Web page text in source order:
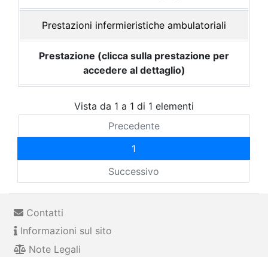
Prestazioni infermieristiche ambulatoriali
Prestazione (clicca sulla prestazione per
accedere al dettaglio)
Vista da 1 a 1 di 1 elementi
Precedente
1
Successivo
Contatti
Informazioni sul sito
Note Legali